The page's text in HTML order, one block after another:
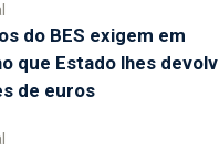
do BES exigem em
que Estado lhes
de euros